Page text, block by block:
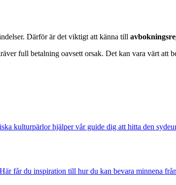
Därför är det viktigt att känna till
full betalning oavsett orsak. Det kan vara värt
kulturpärlor hjälper vår guide dig att hitta den
får du inspiration till hur du kan bevara minnena